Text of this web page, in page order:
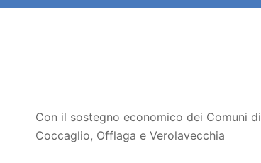
Con il sostegno economico dei Comuni di
Coccaglio, Offlaga e Verolavecchia